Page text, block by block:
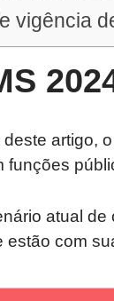
vigência
artigo,
funções
atual
com